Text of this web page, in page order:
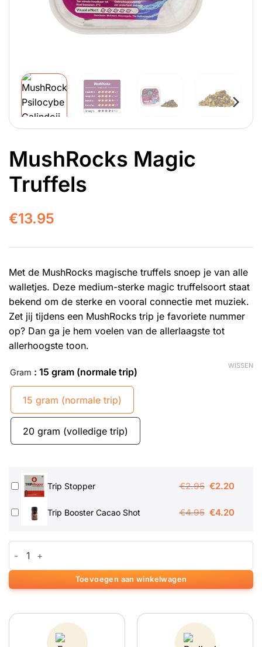
MushRocks Magic
Truffels
€13.95
Met de MushRocks magische truffels snoep je van alle
walletjes. Deze medium-sterke magic truffelsoort staat
bekend om de sterke en vooral connectie met muziek.
Zet jij tijdens een MushRocks trip je favoriete nummer
op? Dan ga je hem voelen van de allerlaagste tot
allerhoogste toon.
Gram : 15 gram (normale trip)
15 gram (normale trip)
20 gram (volledige trip)
WISSEN
Trip Stopper €2.95
was:
€2.20
Trip Booster Cacao Shot €4.95
was:
€4.20
is:
Toevoegen aan winkelwagen